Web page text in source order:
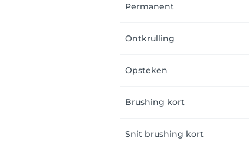
Permanent
Ontkrulling
Opsteken
Brushing kort
Snit brushing kort